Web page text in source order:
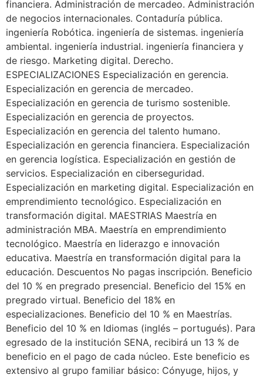
financiera. Administración de mercadeo. Administración
de negocios internacionales. Contaduría pública.
ingeniería Robótica. ingeniería de sistemas. ingeniería
ambiental. ingeniería industrial. ingeniería financiera y
de riesgo. Marketing digital. Derecho.
ESPECIALIZACIONES Especialización en gerencia.
Especialización en gerencia de mercadeo.
Especialización en gerencia de turismo sostenible.
Especialización en gerencia de proyectos.
Especialización en gerencia del talento humano.
Especialización en gerencia financiera. Especialización
en gerencia logística. Especialización en gestión de
servicios. Especialización en ciberseguridad.
Especialización en marketing digital. Especialización en
emprendimiento tecnológico. Especialización en
transformación digital. MAESTRIAS Maestría en
administración MBA. Maestría en emprendimiento
tecnológico. Maestría en liderazgo e innovación
educativa. Maestría en transformación digital para la
educación. Descuentos No pagas inscripción. Beneficio
del 10 % en pregrado presencial. Beneficio del 15% en
pregrado virtual. Beneficio del 18% en
especializaciones. Beneficio del 10 % en Maestrías.
Beneficio del 10 % en Idiomas (inglés – portugués). Para
egresado de la institución SENA, recibirá un 13 % de
beneficio en el pago de cada núcleo. Este beneficio es
extensivo al grupo familiar básico: Cónyuge, hijos, y